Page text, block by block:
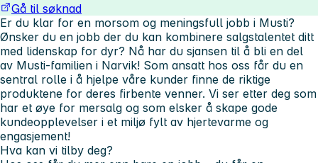
Gå til søknad
Er du klar for en morsom og meningsfull jobb i Musti?
Ønsker du en jobb der du kan kombinere salgstalentet ditt
med lidenskap for dyr? Nå har du sjansen til å bli en del
av Musti-familien i Narvik! Som ansatt hos oss får du en
sentral rolle i å hjelpe våre kunder finne de riktige
produktene for deres firbente venner. Vi ser etter deg som
har et øye for mersalg og som elsker å skape gode
kundeopplevelser i et miljø fylt av hjertevarme og
engasjement!
Hva kan vi tilby deg?